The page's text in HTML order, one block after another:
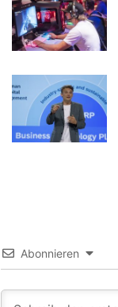
Abonnieren